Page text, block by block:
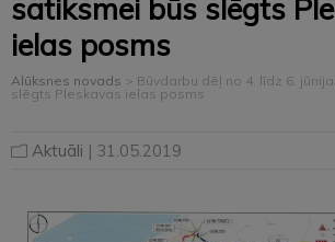
satiksmei būs slēgts
ielas posms
Alūksnes novads > Būvdarbu dēļ no 4. līdz 6.
slēgts Pleskavas ielas posms
Aktuāli | 31.05.2019